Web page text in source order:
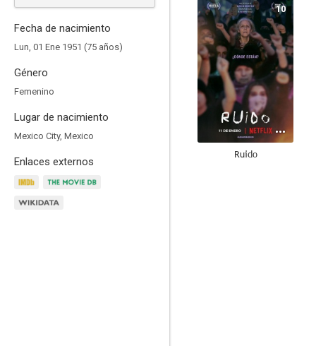
Fecha de nacimiento
Lun, 01 Ene 1951 (75 años)
Género
Femenino
Lugar de nacimiento
Mexico City, Mexico
Enlaces externos
10
Ruido